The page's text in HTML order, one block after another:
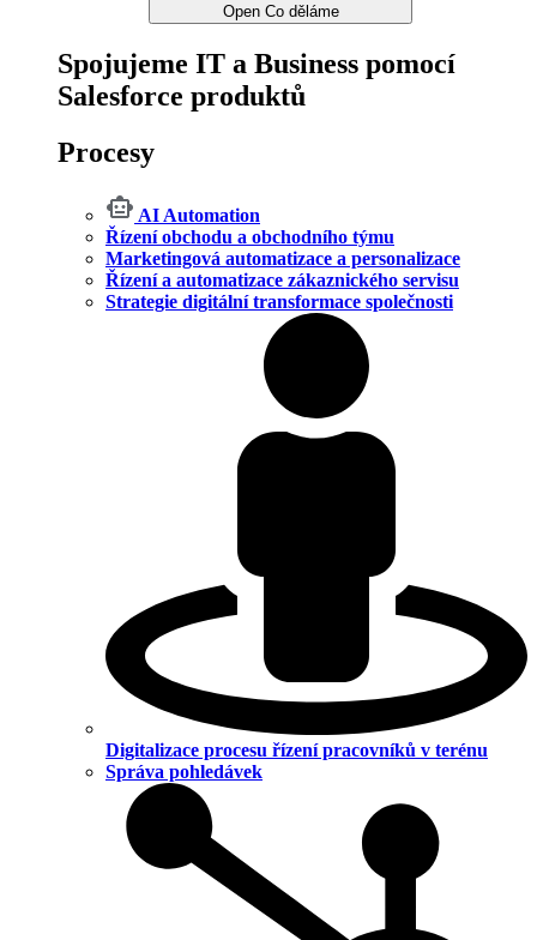
Open Co děláme
Spojujeme IT a Business pomocí
Salesforce produktů
Procesy
AI Automation
Řízení obchodu a obchodního týmu
Marketingová automatizace a personalizace
Řízení a automatizace zákaznického servisu
Strategie digitální transformace společnosti
Digitalizace procesu řízení pracovníků v terénu
Správa pohledávek